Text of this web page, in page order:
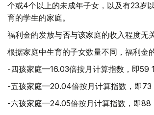
个或4个以上的未成年子女，以及有23岁
育的学生的家庭。
福利金的发放与否与该家庭的收入程度无关
根据家庭中生育的子女数量不同，福利金
-四孩家庭—16.03倍按月计算指数，即59
-五孩家庭—20.04倍按月计算指数，即73
-六孩家庭—24.05倍按月计算指数，即88